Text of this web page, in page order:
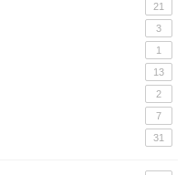
21
3
1
13
2
7
31